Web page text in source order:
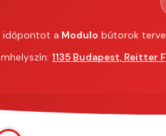
időpontot a Modulo bútorok
1135 Budapest, Reitter